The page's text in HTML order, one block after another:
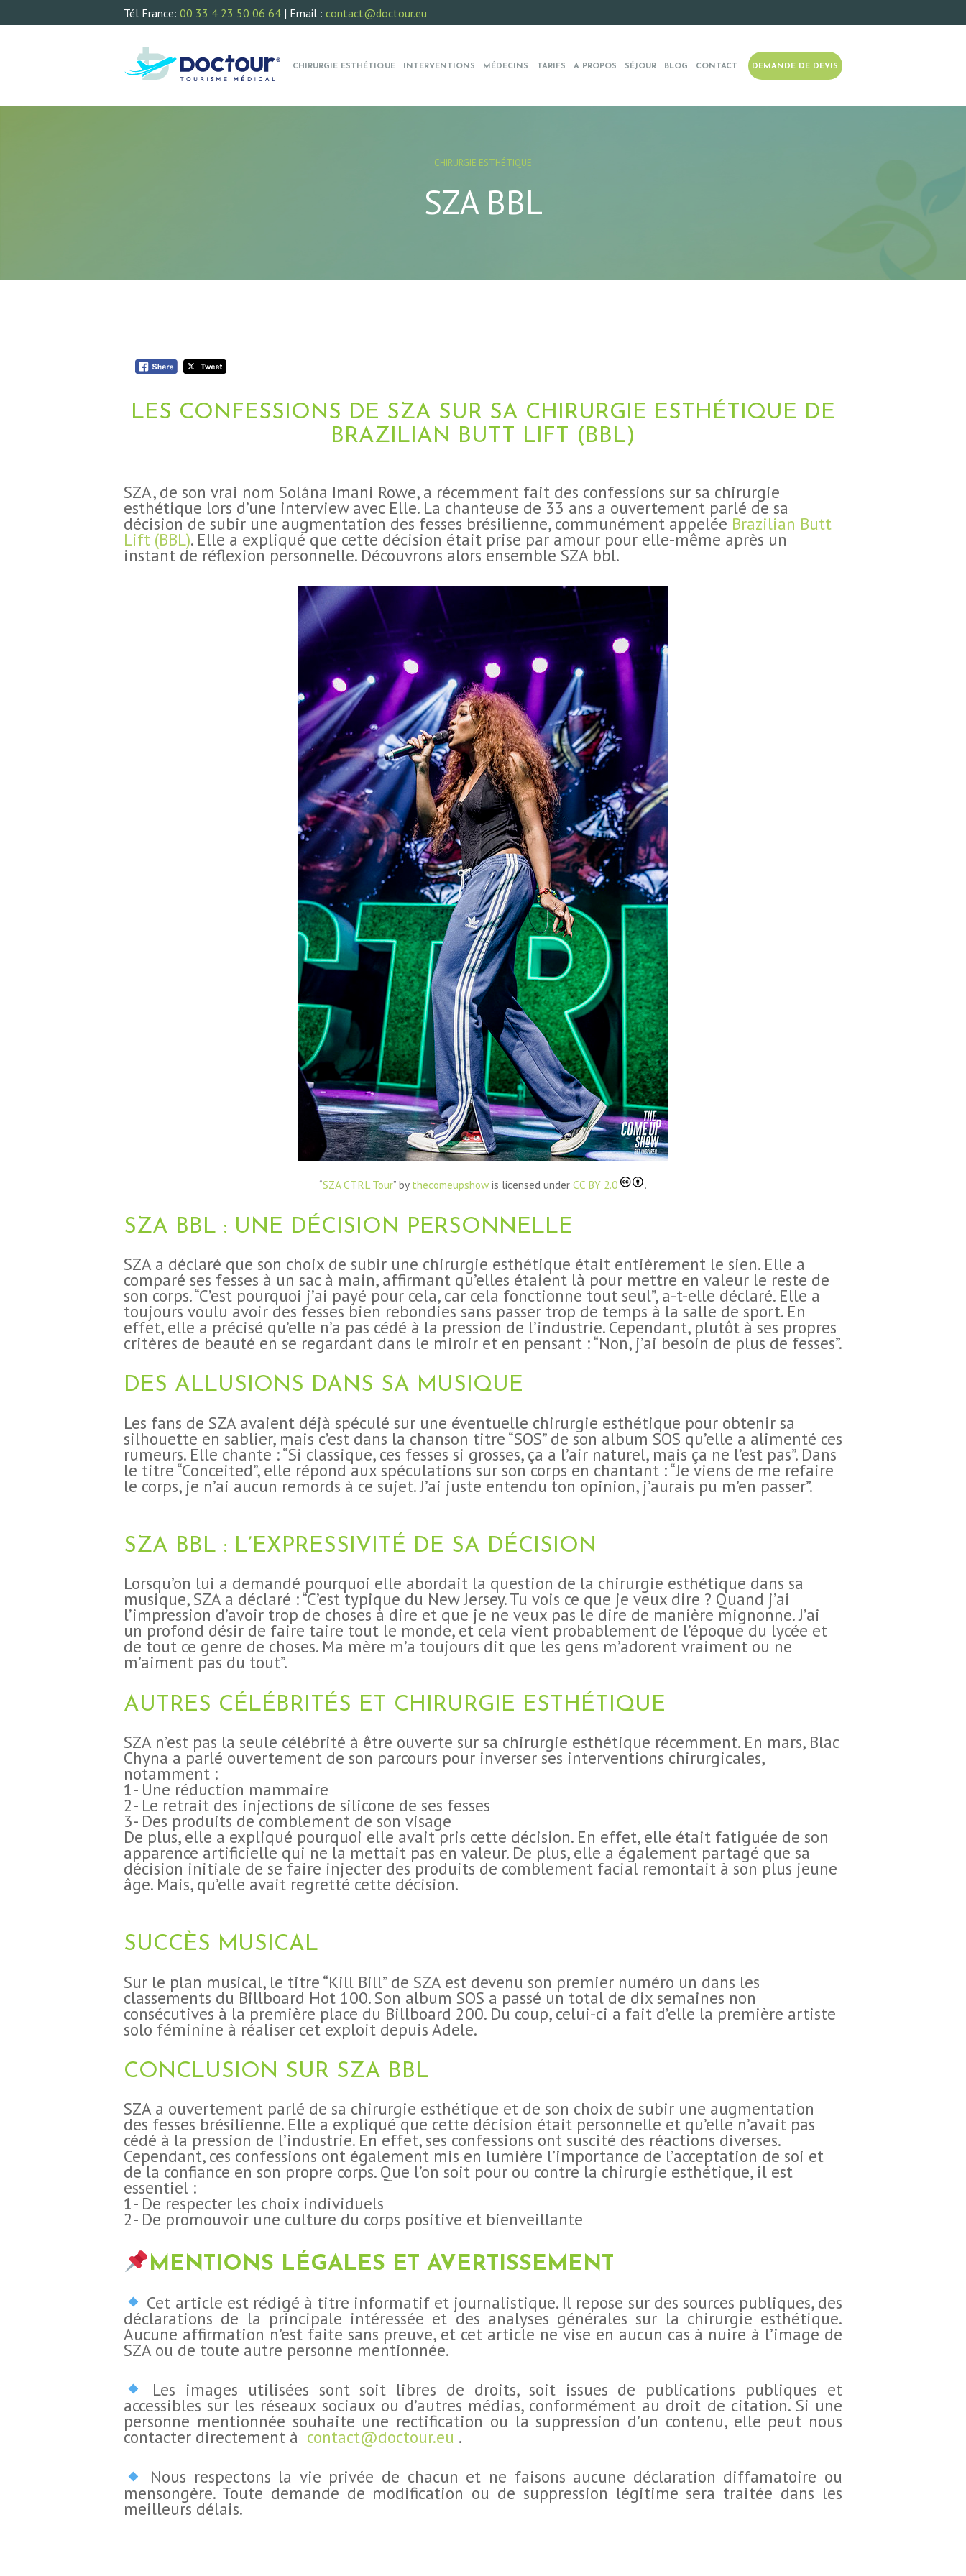
Tél France: 00 33 4 23 50 06 64 | Email : contact@doctour.eu
CHIRURGIE ESTHÉTIQUE INTERVENTIONS MÉDECINS TARIFS A PROPOS SÉJOUR BLOG CONTACT DEMANDE DE DEVIS
CHIRURGIE ESTHÉTIQUE
SZA BBL
CHIRURGIE
ESTHÉTIQUE
INTERVENTIONS
MÉDECINS
A PROPOS
DEMANDE DE
LES CONFESSIONS DE SZA SUR SA CHIRURGIE ESTHÉTIQUE DE
BRAZILIAN BUTT LIFT (BBL)
‍SZA, de son vrai nom Solána Imani Rowe, a récemment fait des confessions sur sa chirurgie
esthétique lors d’une interview avec Elle. La chanteuse de 33 ans a ouvertement parlé de sa
décision de subir une augmentation des fesses brésilienne, communément appelée Brazilian Butt
Lift (BBL). Elle a expliqué que cette décision était prise par amour pour elle-même après un
instant de réflexion personnelle. Découvrons alors ensemble SZA bbl.
“SZA CTRL Tour” by thecomeupshowis licensed under CC BY 2.0 .
SZA BBL : UNE DÉCISION PERSONNELLE
‍SZA a déclaré que son choix de subir une chirurgie esthétique était entièrement le sien. Elle a
comparé ses fesses à un sac à main, affirmant qu’elles étaient là pour mettre en valeur le reste de
son corps. “C’est pourquoi j’ai payé pour cela, car cela fonctionne tout seul”, a-t-elle déclaré. Elle a
toujours voulu avoir des fesses bien rebondies sans passer trop de temps à la salle de sport. En
effet, elle a précisé qu’elle n’a pas cédé à la pression de l’industrie. Cependant, plutôt à ses propres
critères de beauté en se regardant dans le miroir et en pensant : “Non, j’ai besoin de plus de fesses”.
DES ALLUSIONS DANS SA MUSIQUE
‍Les fans de SZA avaient déjà spéculé sur une éventuelle chirurgie esthétique pour obtenir sa
silhouette en sablier, mais c’est dans la chanson titre “SOS” de son album SOS qu’elle a alimenté ces
rumeurs. Elle chante : “Si classique, ces fesses si grosses, ça a l’air naturel, mais ça ne l’est pas”. Dans
le titre “Conceited”, elle répond aux spéculations sur son corps en chantant : “Je viens de me refaire
le corps, je n’ai aucun remords à ce sujet. J’ai juste entendu ton opinion, j’aurais pu m’en passer”.
SZA BBL : L’EXPRESSIVITÉ DE SA DÉCISION
Lorsqu’on lui a demandé pourquoi elle abordait la question de la chirurgie esthétique dans sa
musique, SZA a déclaré : “C’est typique du New Jersey. Tu vois ce que je veux dire ? Quand j’ai
l’impression d’avoir trop de choses à dire et que je ne veux pas le dire de manière mignonne. J’ai
un profond désir de faire taire tout le monde, et cela vient probablement de l’époque du lycée et
de tout ce genre de choses. Ma mère m’a toujours dit que les gens m’adorent vraiment ou ne
m’aiment pas du tout”.
AUTRES CÉLÉBRITÉS ET CHIRURGIE ESTHÉTIQUE
SZA n’est pas la seule célébrité à être ouverte sur sa chirurgie esthétique récemment. En mars, Blac
Chyna a parlé ouvertement de son parcours pour inverser ses interventions chirurgicales,
notamment :
1- Une réduction mammaire
2- Le retrait des injections de silicone de ses fesses
3- Des produits de comblement de son visage
De plus, elle a expliqué pourquoi elle avait pris cette décision. En effet, elle était fatiguée de son
apparence artificielle qui ne la mettait pas en valeur. De plus, elle a également partagé que sa
décision initiale de se faire injecter des produits de comblement facial remontait à son plus jeune
âge. Mais, qu’elle avait regretté cette décision.
SUCCÈS MUSICAL
Sur le plan musical, le titre “Kill Bill” de SZA est devenu son premier numéro un dans les
classements du Billboard Hot 100. Son album SOS a passé un total de dix semaines non
consécutives à la première place du Billboard 200. Du coup, celui-ci a fait d’elle la première artiste
solo féminine à réaliser cet exploit depuis Adele.
CONCLUSION SUR SZA BBL
SZA a ouvertement parlé de sa chirurgie esthétique et de son choix de subir une augmentation
des fesses brésilienne. Elle a expliqué que cette décision était personnelle et qu’elle n’avait pas
cédé à la pression de l’industrie. En effet, ses confessions ont suscité des réactions diverses.
Cependant, ces confessions ont également mis en lumière l’importance de l’acceptation de soi et
de la confiance en son propre corps. Que l’on soit pour ou contre la chirurgie esthétique, il est
essentiel :
1- De respecter les choix individuels
2- De promouvoir une culture du corps positive et bienveillante
MENTIONS LÉGALES ET AVERTISSEMENT
Cet article est rédigé à titre informatif et journalistique. Il repose sur des sources publiques, des
déclarations de la principale intéressée et des analyses générales sur la chirurgie esthétique.
Aucune affirmation n’est faite sans preuve, et cet article ne vise en aucun cas à nuire à l’image de
SZA ou de toute autre personne mentionnée.
Les images utilisées sont soit libres de droits, soit issues de publications publiques et
accessibles sur les réseaux sociaux ou d’autres médias, conformément au droit de citation. Si une
personne mentionnée souhaite une rectification ou la suppression d’un contenu, elle peut nous
contacter directement à contact@doctour.eu .
Nous respectons la vie privée de chacun et ne faisons aucune déclaration diffamatoire ou
mensongère. Toute demande de modification ou de suppression légitime sera traitée dans les
meilleurs délais.